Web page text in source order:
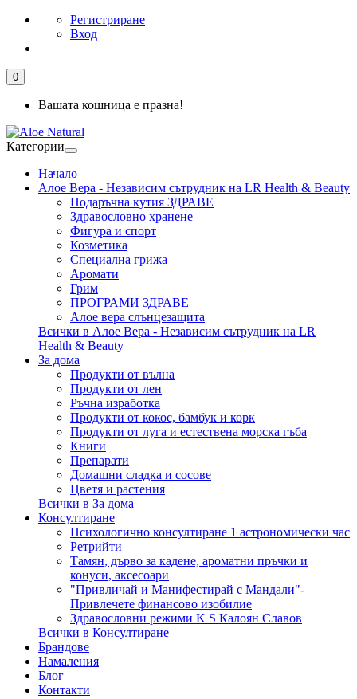
Регистриране
Вход
0
Вашата кошница е празна!
Категории
Начало
Алое Вера - Независим сътрудник на LR Health & Beauty
Подаръчна кутия ЗДРАВЕ
Здравословно хранене
Фигура и спорт
Козметика
Специална грижа
Аромати
Грим
ПРОГРАМИ ЗДРАВЕ
Алое вера слънцезащита
Всички в Алое Вера - Независим сътрудник на LR
Health & Beauty
За дома
Продукти от вълна
Продукти от лен
Ръчна изработка
Продукти от кокос, бамбук и корк
Продукти от луга и естествена морска гъба
Книги
Препарати
Домашни сладка и сосове
Цветя и растения
Всички в За дома
Консултиране
Психологично консултиране 1 астрономически час
Ретрийти
Тамян, дърво за кадене, ароматни пръчки и
конуси, аксесоари
"Привличай и Манифестирай с Мандали"-
Привлечете финансово изобилие
Здравословни режими K S Калоян Славов
Всички в Консултиране
Брандове
Намаления
Блог
Контакти